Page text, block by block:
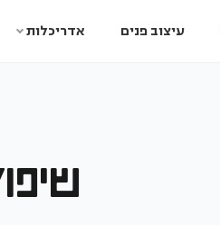
עיצוב פנים אדריכלות